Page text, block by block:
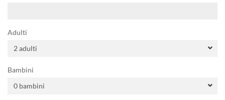
Adulti
Bambini